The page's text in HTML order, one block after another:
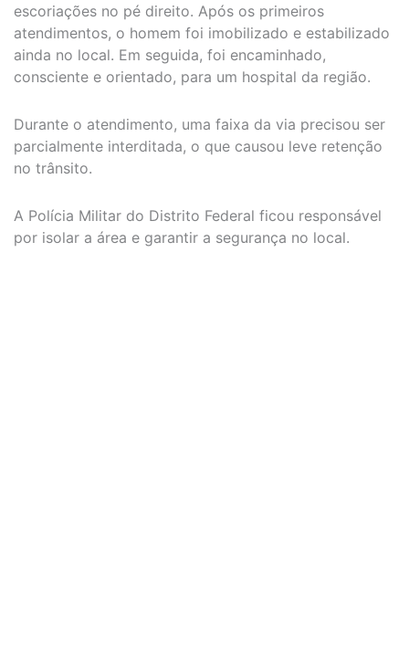
escoriações no pé direito. Após os primeiros
atendimentos, o homem foi imobilizado e estabilizado
ainda no local. Em seguida, foi encaminhado,
consciente e orientado, para um hospital da região.
Durante o atendimento, uma faixa da via precisou ser
parcialmente interditada, o que causou leve retenção
no trânsito.
A Polícia Militar do Distrito Federal ficou responsável
por isolar a área e garantir a segurança no local.